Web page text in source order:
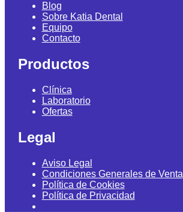
Blog
Sobre Katia Dental
Equipo
Contacto
Productos
Clínica
Laboratorio
Ofertas
Legal
Aviso Legal
Condiciones Generales de Venta
Política de Cookies
Política de Privacidad